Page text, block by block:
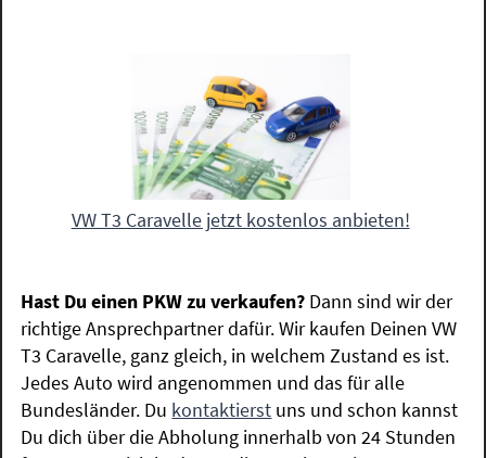
VW T3 Caravelle jetzt kostenlos anbieten!
Hast Du einen PKW zu verkaufen? Dann sind wir der
richtige Ansprechpartner dafür. Wir kaufen Deinen VW
T3 Caravelle, ganz gleich, in welchem Zustand es ist.
Jedes Auto wird angenommen und das für alle
Bundesländer. Du kontaktierst uns und schon kannst
Du dich über die Abholung innerhalb von 24 Stunden